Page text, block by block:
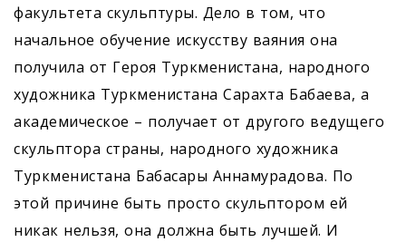
факультета скульптуры. Дело в том, что
начальное обучение искусству ваяния она
получила от Героя Туркменистана, народного
художника Туркменистана Сарахта Бабаева, а
академическое – получает от другого ведущего
скульптора страны, народного художника
Туркменистана Бабасары Аннамурадова. По
этой причине быть просто скульптором ей
никак нельзя, она должна быть лучшей. И